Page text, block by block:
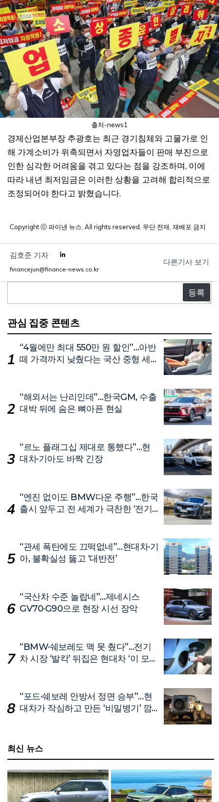
출처-news1
경제산업본부장 추광호는 최근 경기침체와 고물가로 인
해 가계소비가 위축되면서 자영업자들이 판매 부진으로
인한 심각한 어려움을 겪고 있다는 점을 강조하며, 이에
따라 내년 최저임금은 이러한 상황을 고려해 합리적으로
조정되어야 한다고 밝혔습니다.
Copyright ⓒ 파이낸 뉴스. All rights reserved. 무단 전재, 재배포 금지
김호준 기자
financejun@finance-news.co.kr
다른기사 보기
글
관심 집중 콘텐츠
“4월에만 최대 550만 원 할인”…아반
떼 가격까지 낮췄다는 국산 중형 세
“해외서는 난리인데”…한국GM, 수출
대박 뒤에 숨은 뼈아픈 현실
“르노 플래그십 제대로 통했다”…현
대차·기아도 바짝 긴장
“엔진 없이도 BMW다운 주행”…한국
출시 앞두고 전 세계가 극찬한 ‘전기
“관세 폭탄에도 끄떡없네”…현대차·기
아, 불확실성 뚫고 ‘대반전’
“국산차 수준 놀랍네”…제네시스
GV70·G90으로 현장 시선 장악
“BMW·쉐보레도 맥 못 췄다”…전기
차 시장 ‘발칵’ 뒤집은 현대차 ‘이 모
“포드·쉐보레 안방서 정면 승부”…현
대차가 작심하고 만든 ‘비밀병기’ 깜
최신 뉴스